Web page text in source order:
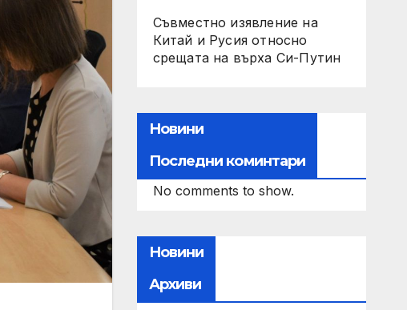
Съвместно изявление на
Китай и Русия относно
срещата на върха Си-Путин
Новини
Последни коминтари
No comments to show.
Новини
Архиви